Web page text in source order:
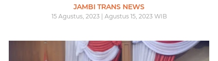
JAMBI TRANS NEWS
15 Agustus, 2023 | Agustus 15, 2023 WIB